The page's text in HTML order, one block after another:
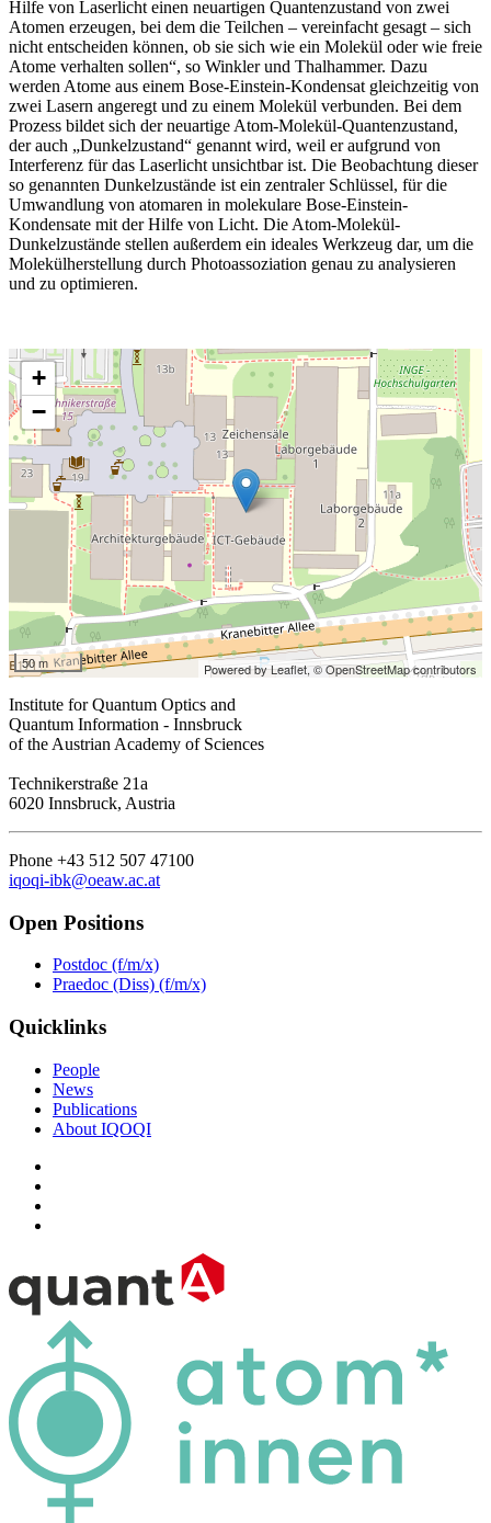
Hilfe von Laserlicht einen neuartigen Quantenzustand von zwei
Atomen erzeugen, bei dem die Teilchen – vereinfacht gesagt – sich
nicht entscheiden können, ob sie sich wie ein Molekül oder wie freie
Atome verhalten sollen“, so Winkler und Thalhammer. Dazu
werden Atome aus einem Bose-Einstein-Kondensat gleichzeitig von
zwei Lasern angeregt und zu einem Molekül verbunden. Bei dem
Prozess bildet sich der neuartige Atom-Molekül-Quantenzustand,
der auch „Dunkelzustand“ genannt wird, weil er aufgrund von
Interferenz für das Laserlicht unsichtbar ist. Die Beobachtung dieser
so genannten Dunkelzustände ist ein zentraler Schlüssel, für die
Umwandlung von atomaren in molekulare Bose-Einstein-
Kondensate mit der Hilfe von Licht. Die Atom-Molekül-
Dunkelzustände stellen außerdem ein ideales Werkzeug dar, um die
Molekülherstellung durch Photoassoziation genau zu analysieren
und zu optimieren.
+
−
50 m Powered by Leaflet,© OpenStreetMap contributors
Institute for Quantum Optics and
Quantum Information - Innsbruck
of the Austrian Academy of Sciences
Technikerstraße 21a
6020 Innsbruck, Austria
Phone +43 512 507 47100
iqoqi-ibk@oeaw.ac.at
Open Positions
Postdoc (f/m/x)
Praedoc (Diss) (f/m/x)
Quicklinks
People
News
Publications
About IQOQI